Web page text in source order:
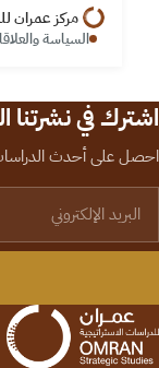
مركز عمران
السياسة
اشترك في نشرتنا
احصل على أحدث الدراسات